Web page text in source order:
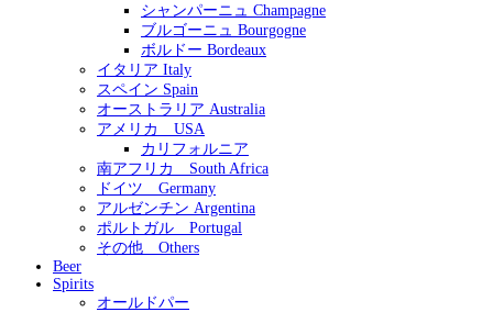
シャンパーニュ Champagne
ブルゴーニュ Bourgogne
ボルドー Bordeaux
イタリア Italy
スペイン Spain
オーストラリア Australia
アメリカ USA
カリフォルニア
南アフリカ South Africa
ドイツ Germany
アルゼンチン Argentina
ポルトガル Portugal
その他 Others
Beer
Spirits
オールドパー